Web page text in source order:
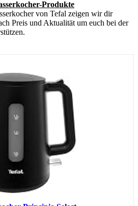
Produkte
von Tefal zeigen wir dir
Preis und Aktualität um euch bei der